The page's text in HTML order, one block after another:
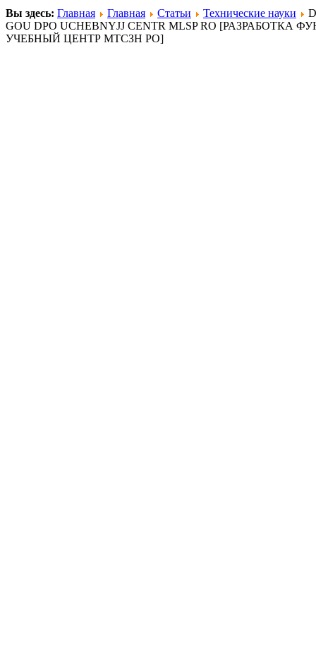
Вы здесь: Главная Главная Статьи Технические науки
GOU DPO UCHEBNYJJ CENTR MLSP RO
УЧЕБНЫЙ ЦЕНТР МТСЗН РО]